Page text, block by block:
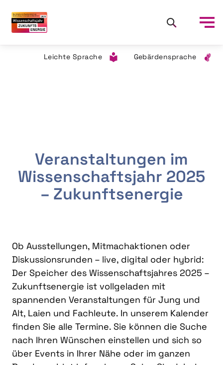
Leichte Sprache Gebärdensprache
Veranstaltungen im
Wissenschaftsjahr 2025
– Zukunftsenergie
Ob Ausstellungen, Mitmachaktionen oder
Diskussionsrunden – live, digital oder hybrid:
Der Speicher des Wissenschaftsjahres 2025 –
Zukunftsenergie ist vollgeladen mit
spannenden Veranstaltungen für Jung und
Alt, Laien und Fachleute. In unserem Kalender
finden Sie alle Termine. Sie können die Suche
nach Ihren Wünschen einstellen und sich so
über Events in Ihrer Nähe oder im ganzen